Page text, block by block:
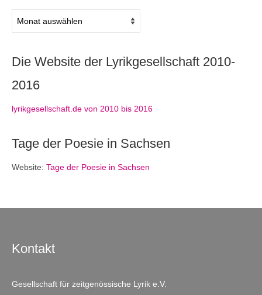
Die Website der Lyrikgesellschaft 2010-
2016
lyrikgesellschaft.de von 2010 bis 2016
Tage der Poesie in Sachsen
Website: Tage der Poesie in Sachsen
Kontakt
Gesellschaft für zeitgenössische Lyrik e.V.